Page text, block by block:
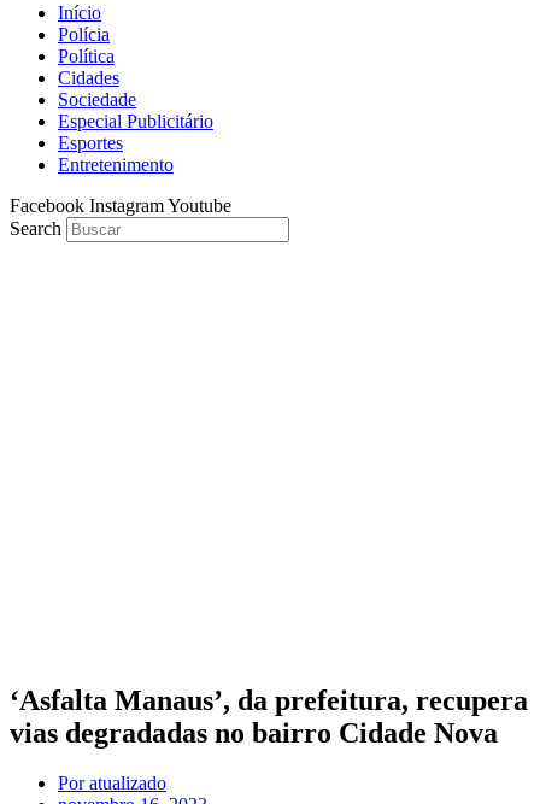
Início
Polícia
Política
Cidades
Sociedade
Especial Publicitário
Esportes
Entretenimento
Facebook InstagramYoutube
Search
‘Asfalta Manaus’, da prefeitura, recupera
vias degradadas no bairro Cidade Nova
Poratualizado